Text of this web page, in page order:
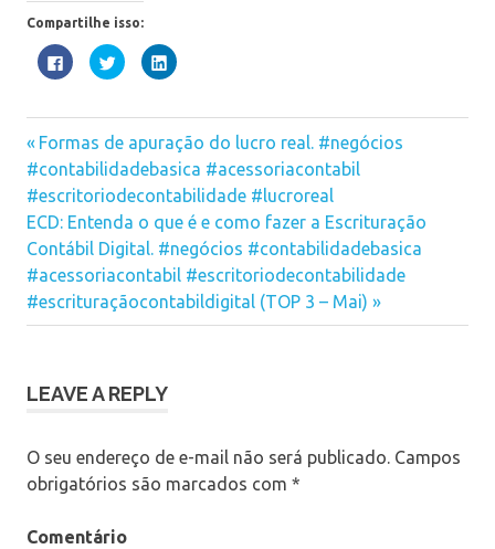
Compartilhe isso:
Clique
para
compartilhar
em
nova
janela)
Clique
para
compartilhar
em
nova
janela)
Clique
para
em
nova
janela)
planejamento
tributário
Navegação
de
Post
Previous
Post:
Formas de apuração do lucro real. #negócios
#contabilidadebasica #acessoriacontabil
#escritoriodecontabilidade #lucroreal
Next
Post:
ECD: Entenda o que é e como fazer a Escrituração
Contábil Digital. #negócios #contabilidadebasica
#acessoriacontabil #escritoriodecontabilidade
#escrituraçãocontabildigital (TOP 3 – Mai)
LEAVE A REPLY
O seu endereço de e-mail não será publicado. Campos
obrigatórios são marcados com *
Comentário